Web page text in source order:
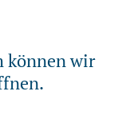
können wir